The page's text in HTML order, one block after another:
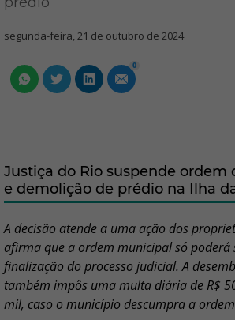
segunda-feira, 21 de outubro de 2024
0
Justiça do Rio suspende ordem
e demolição de prédio na Ilha
A decisão atende a uma ação dos
afirma que a ordem municipal só poderá
finalização do processo judicial. A
também impôs uma multa diária de R$
mil, caso o município descumpra a